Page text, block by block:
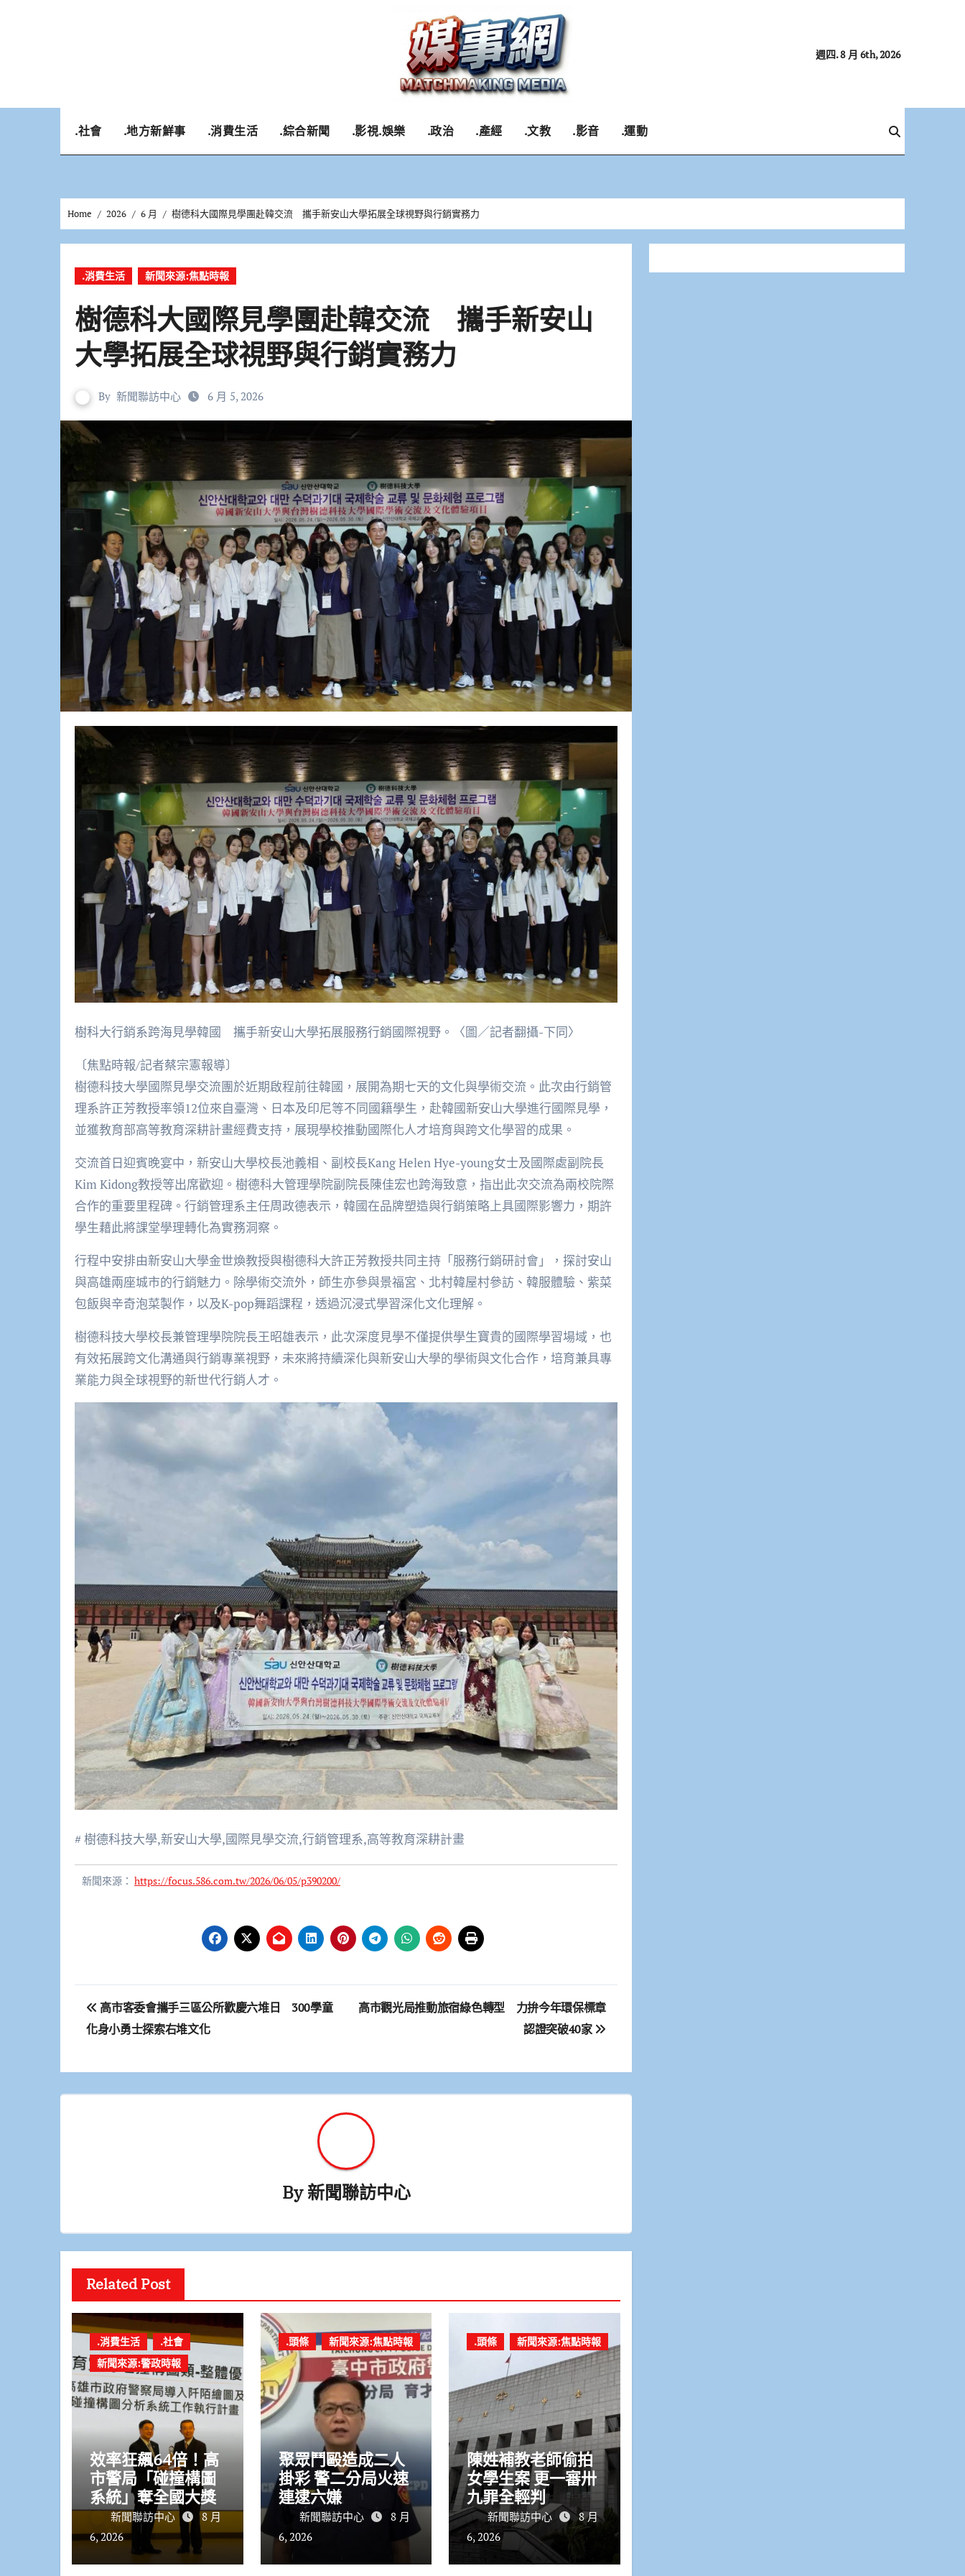
週四. 8 月 6th, 2026
.社會 .地方新鮮事 .消費生活 .綜合新聞 .影視.娛樂 .政治 .產經 .文教 .影音 .運動
Home 2026 6 月 樹德科大國際見學團赴韓交流 攜手新安山大學拓展全球視野與行銷實務力
.消費生活 新聞來源:焦點時報
樹德科大國際見學團赴韓交流 攜手新安山
大學拓展全球視野與行銷實務力
By 新聞聯訪中心 6 月 5, 2026
樹科大行銷系跨海見學韓國 攜手新安山大學拓展服務行銷國際視野。〈圖／記者翻攝-下同〉
〔焦點時報/記者蔡宗憲報導〕
樹德科技大學國際見學交流團於近期啟程前往韓國，展開為期七天的文化與學術交流。此次由行銷管
理系許正芳教授率領12位來自臺灣、日本及印尼等不同國籍學生，赴韓國新安山大學進行國際見學，
並獲教育部高等教育深耕計畫經費支持，展現學校推動國際化人才培育與跨文化學習的成果。
交流首日迎賓晚宴中，新安山大學校長池義相、副校長Kang Helen Hye-young女士及國際處副院長
Kim Kidong教授等出席歡迎。樹德科大管理學院副院長陳佳宏也跨海致意，指出此次交流為兩校院際
合作的重要里程碑。行銷管理系主任周政德表示，韓國在品牌塑造與行銷策略上具國際影響力，期許
學生藉此將課堂學理轉化為實務洞察。
行程中安排由新安山大學金世煥教授與樹德科大許正芳教授共同主持「服務行銷研討會」，探討安山
與高雄兩座城市的行銷魅力。除學術交流外，師生亦參與景福宮、北村韓屋村參訪、韓服體驗、紫菜
包飯與辛奇泡菜製作，以及K-pop舞蹈課程，透過沉浸式學習深化文化理解。
樹德科技大學校長兼管理學院院長王昭雄表示，此次深度見學不僅提供學生寶貴的國際學習場域，也
有效拓展跨文化溝通與行銷專業視野，未來將持續深化與新安山大學的學術與文化合作，培育兼具專
業能力與全球視野的新世代行銷人才。
# 樹德科技大學,新安山大學,國際見學交流,行銷管理系,高等教育深耕計畫
新聞來源： https://focus.586.com.tw/2026/06/05/p390200/
文
章
覽
高市客委會攜手三區公所歡慶六堆日 300學童
化身小勇士探索右堆文化
高市觀光局推動旅宿綠色轉型 力拚今年環保標章
認證突破40家
By新聞聯訪中心
Related Post
.消費生活
.社會
新聞來源:警政時報
效率狂飆64倍！高
市警局「碰撞構圖
系統」奪全國大獎
新聞聯訪中心
8 月
6, 2026
.頭條 新聞來源:焦點時報
聚眾鬥毆造成二人
掛彩 警二分局火速
連逮六嫌
新聞聯訪中心
8 月
6, 2026
.頭條 新聞來源:焦點時報
陳姓補教老師偷拍
女學生案 更一審卅
九罪全輕判
新聞聯訪中心
8 月
6, 2026